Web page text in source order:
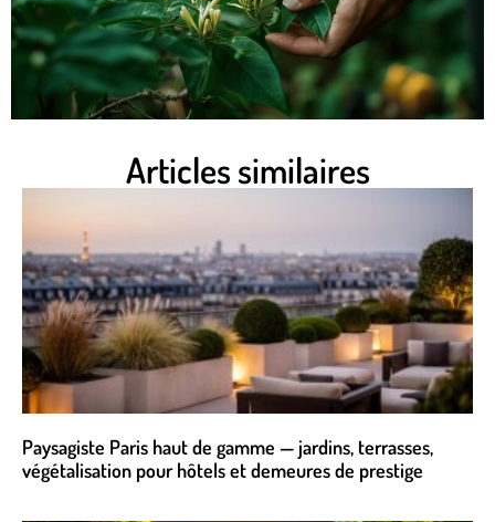
Articles similaires
Paysagiste Paris haut de gamme — jardins, terrasses,
végétalisation pour hôtels et demeures de prestige